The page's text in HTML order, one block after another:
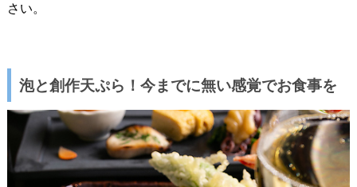
さい。
泡と創作天ぷら！今までに無い感覚でお食事を